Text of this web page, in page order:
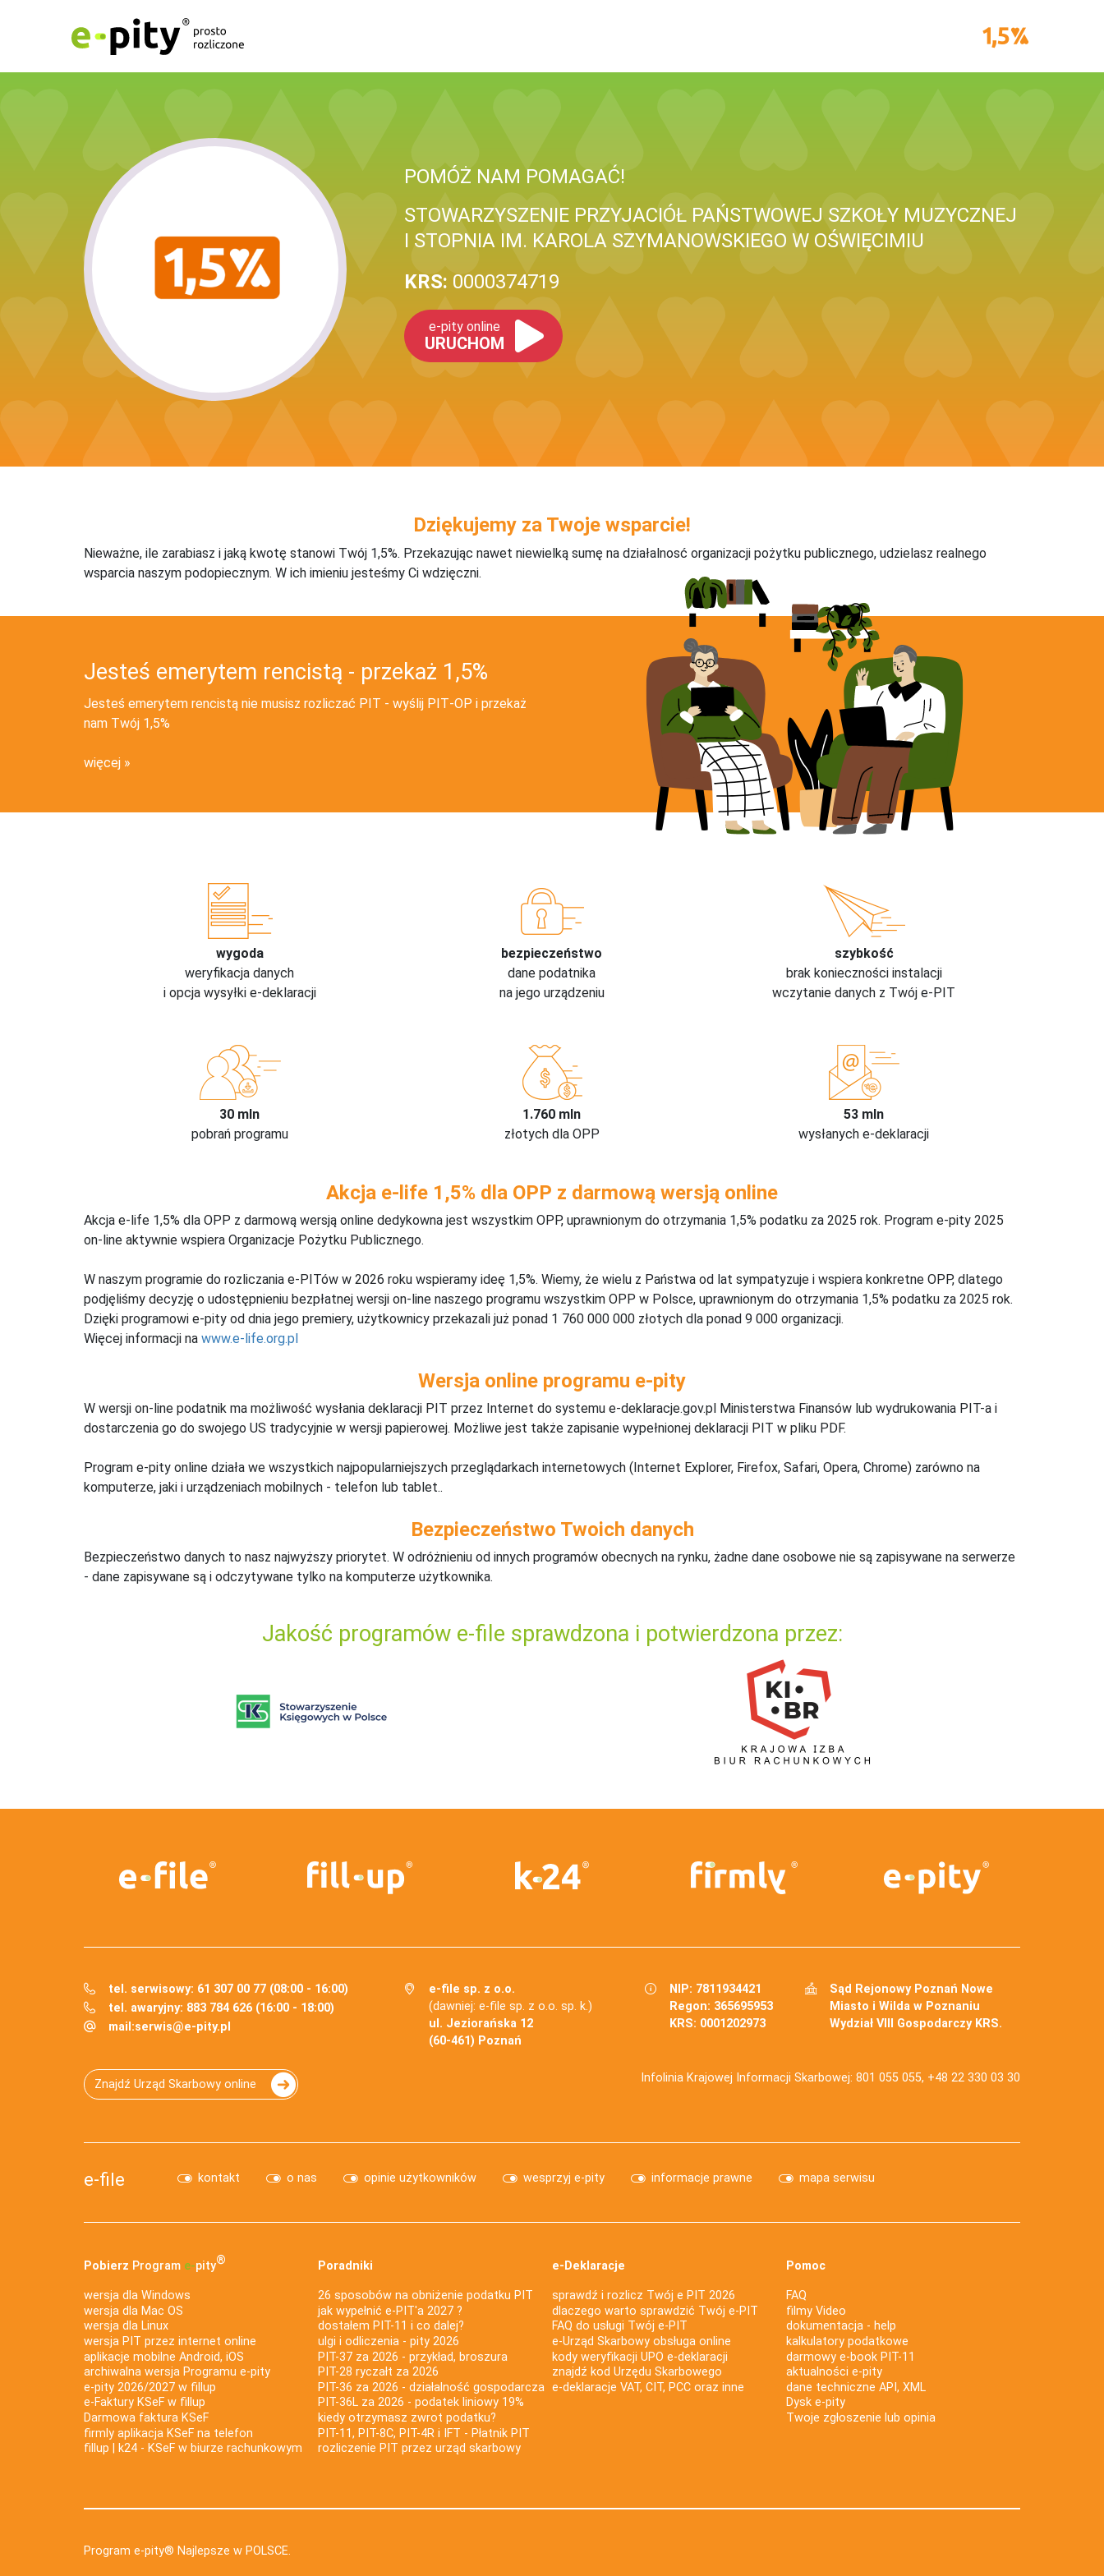
POMÓŻ NAM POMAGAĆ!
STOWARZYSZENIE PRZYJACIÓŁ PAŃSTWOWEJ SZKOŁY MUZYCZNEJ
I STOPNIA IM. KAROLA SZYMANOWSKIEGO W OŚWIĘCIMIU
KRS: 0000374719
e-pity online
URUCHOM
Dziękujemy za Twoje wsparcie!
Nieważne, ile zarabiasz i jaką kwotę stanowi Twój 1,5%. Przekazując nawet niewielką sumę na działalnosć organizacji pożytku publicznego, udzielasz realnego
wsparcia naszym podopiecznym. W ich imieniu jesteśmy Ci wdzięczni.
Jesteś emerytem rencistą - przekaż 1,5%
Jesteś emerytem rencistą nie musisz rozliczać PIT - wyślij PIT‑OP i przekaż
nam Twój 1,5%
więcej
wygoda
weryfikacja danych
i opcja wysyłki e-deklaracji
bezpieczeństwo
dane podatnika
na jego urządzeniu
szybkość
brak konieczności instalacji
wczytanie danych z Twój e-PIT
30 mln
pobrań programu
1.760 mln
złotych dla OPP
53 mln
wysłanych e-deklaracji
Akcja e-life 1,5% dla OPP z darmową wersją online
Akcja e-life 1,5% dla OPP z darmową wersją online dedykowna jest wszystkim OPP, uprawnionym do otrzymania 1,5% podatku za 2025 rok. Program e-pity 2025
on-line aktywnie wspiera Organizacje Pożytku Publicznego.
W naszym programie do rozliczania e-PITów w 2026 roku wspieramy ideę 1,5%. Wiemy, że wielu z Państwa od lat sympatyzuje i wspiera konkretne OPP, dlatego
podjęliśmy decyzję o udostępnieniu bezpłatnej wersji on-line naszego programu wszystkim OPP w Polsce, uprawnionym do otrzymania 1,5% podatku za 2025 rok.
Dzięki programowi e-pity od dnia jego premiery, użytkownicy przekazali już ponad 1 760 000 000 złotych dla ponad 9 000 organizacji.
Więcej informacji na www.e-life.org.pl
Wersja online programu e-pity
W wersji on-line podatnik ma możliwość wysłania deklaracji PIT przez Internet do systemu e-deklaracje.gov.pl Ministerstwa Finansów lub wydrukowania PIT-a i
dostarczenia go do swojego US tradycyjnie w wersji papierowej. Możliwe jest także zapisanie wypełnionej deklaracji PIT w pliku PDF.
Program e-pity online działa we wszystkich najpopularniejszych przeglądarkach internetowych (Internet Explorer, Firefox, Safari, Opera, Chrome) zarówno na
komputerze, jaki i urządzeniach mobilnych - telefon lub tablet..
Bezpieczeństwo Twoich danych
Bezpieczeństwo danych to nasz najwyższy priorytet. W odróżnieniu od innych programów obecnych na rynku, żadne dane osobowe nie są zapisywane na serwerze
- dane zapisywane są i odczytywane tylko na komputerze użytkownika.
Jakość programów e-file sprawdzona i potwierdzona przez:
tel. serwisowy: 61 307 00 77 (08:00 - 16:00)
tel. awaryjny: 883 784 626 (16:00 - 18:00)
mail:serwis@e-pity.pl
e-file sp. z o.o.
(dawniej: e-file sp. z o.o. sp. k.)
ul. Jeziorańska 12
(60-461) Poznań
NIP: 7811934421
Regon: 365695953
KRS: 0001202973
Sąd Rejonowy Poznań Nowe
Miasto i Wilda w Poznaniu
Wydział VIII Gospodarczy KRS.
Znajdź Urząd Skarbowy online Infolinia Krajowej Informacji Skarbowej: 801 055 055, +48 22 330 03 30
e-file kontakt o nas opinie użytkowników wesprzyj e-pity informacje prawne mapa serwisu
Pobierz Program e‑pity®
wersja dla Windows
wersja dla Mac OS
wersja dla Linux
wersja PIT przez internet online
aplikacje mobilne Android, iOS
archiwalna wersja Programu e-pity
e-pity 2026/2027 w fillup
e‑Faktury KSeF w fillup
Darmowa faktura KSeF
firmly aplikacja KSeF na telefon
fillup | k24 - KSeF w biurze rachunkowym
Poradniki
26 sposobów na obniżenie podatku PIT
jak wypełnić e-PIT'a 2027 ?
dostałem PIT-11 i co dalej?
ulgi i odliczenia - pity 2026
PIT-37 za 2026 - przykład, broszura
PIT-28 ryczałt za 2026
PIT-36 za 2026 - działalność gospodarcza
PIT-36L za 2026 - podatek liniowy 19%
kiedy otrzymasz zwrot podatku?
PIT-11, PIT-8C, PIT-4R i IFT - Płatnik PIT
rozliczenie PIT przez urząd skarbowy
e-Deklaracje
sprawdź i rozlicz Twój e PIT 2026
dlaczego warto sprawdzić Twój e-PIT
FAQ do usługi Twój e-PIT
e-Urząd Skarbowy obsługa online
kody weryfikacji UPO e-deklaracji
znajdź kod Urzędu Skarbowego
e-deklaracje VAT, CIT, PCC oraz inne
Pomoc
FAQ
filmy Video
dokumentacja - help
kalkulatory podatkowe
darmowy e-book PIT-11
aktualności e-pity
dane techniczne API, XML
Dysk e-pity
Twoje zgłoszenie lub opinia
Program e-pity® Najlepsze w POLSCE.